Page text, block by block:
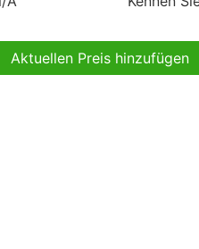
Aktuellen Preis hinzufügen